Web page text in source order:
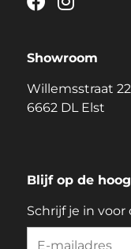
Showroom
Willemsstraat 22
6662 DL Elst
Blijf op de
Schrijf je in